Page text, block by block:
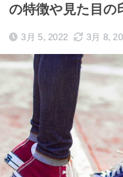
の特徴や見た目の
3月 5, 2022 3月 8,